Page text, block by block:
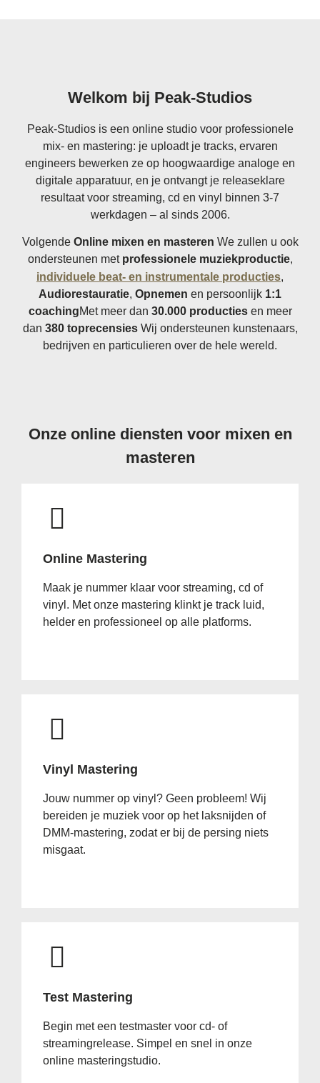
Welkom bij Peak-Studios
Peak-Studios is een online studio voor professionele
mix- en mastering: je uploadt je tracks, ervaren
engineers bewerken ze op hoogwaardige analoge en
digitale apparatuur, en je ontvangt je releaseklare
resultaat voor streaming, cd en vinyl binnen 3-7
werkdagen – al sinds 2006.
Volgende Online mixen en masteren We zullen u ook
ondersteunen met professionele muziekproductie,
individuele beat- en instrumentale producties,
Audiorestauratie, Opnemen en persoonlijk 1:1
coachingMet meer dan 30.000 productiesen meer
dan 380 toprecensiesWij ondersteunen kunstenaars,
bedrijven en particulieren over de hele wereld.
Onze online diensten voor mixen en
masteren
Online Mastering
Maak je nummer klaar voor streaming, cd of
vinyl. Met onze mastering klinkt je track luid,
helder en professioneel op alle platforms.
Vinyl Mastering
Jouw nummer op vinyl? Geen probleem! Wij
bereiden je muziek voor op het laksnijden of
DMM-mastering, zodat er bij de persing niets
misgaat.
Test Mastering
Begin met een testmaster voor cd- of
streamingrelease. Simpel en snel in onze
online masteringstudio.